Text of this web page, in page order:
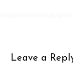
Leave a